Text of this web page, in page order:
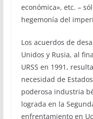
económica», etc. –
hegemonía del
Los acuerdos de
Unidos y Rusia, al
URSS en 1991,
necesidad de
poderosa industria
lograda en la
enfrentamiento en